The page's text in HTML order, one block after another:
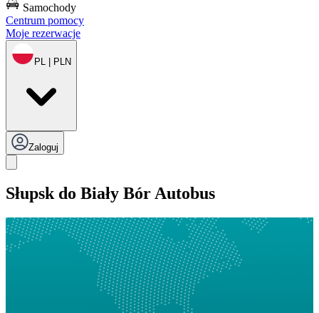
Samochody
Centrum pomocy
Moje rezerwacje
PL | PLN
Zaloguj
Słupsk do Biały Bór Autobus